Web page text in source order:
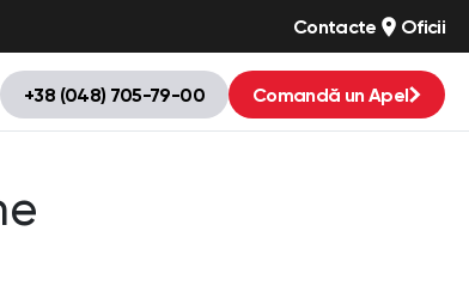
Contacte Oficii
+38 (048) 705-79-00 Comandă un Apel